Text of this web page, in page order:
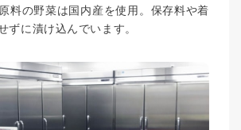
料の野菜は国内産を使用。保存料や着
ずに漬け込んでいます。